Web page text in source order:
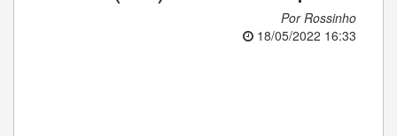
Por Rossinho
18/05/2022 16:33